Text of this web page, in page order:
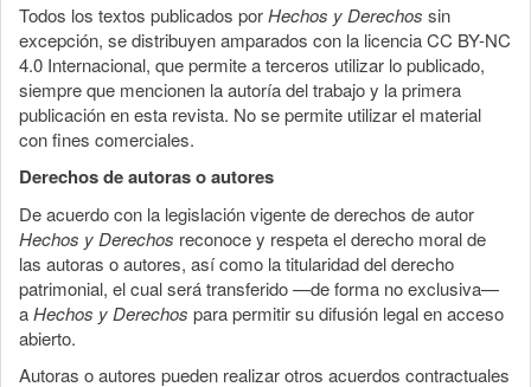
Todos los textos publicados porHechos y Derechos sin
excepción, se distribuyen amparados con la licencia CC BY-NC
4.0 Internacional, que permite a terceros utilizar lo publicado,
siempre que mencionen la autoría del trabajo y la primera
publicación en esta revista. No se permite utilizar el material
con fines comerciales.
Derechos de autoras o autores
De acuerdo con la legislación vigente de derechos de autor
Hechos y Derechos reconoce y respeta el derecho moral de
las autoras o autores, así como la titularidad del derecho
patrimonial, el cual será transferido —de forma no exclusiva—
aHechos y Derechos para permitir su difusión legal en acceso
abierto.
Autoras o autores pueden realizar otros acuerdos contractuales